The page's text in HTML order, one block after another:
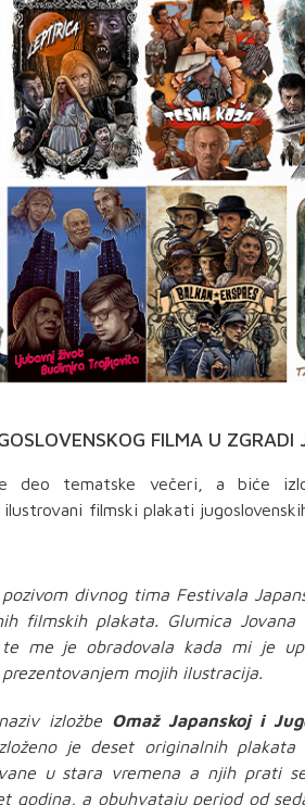
FILMA U ZGRADI
deo tematske večeri, a biće
filmski plakati
divnog tima Festivala
filmskih plakata. Glumica
me je obradovala kada mi je
mojih ilustracija.
izložbe Omaž Japanskoj i
je deset originalnih
u stara vremena a njih prati
godina, a obuhvataju period od